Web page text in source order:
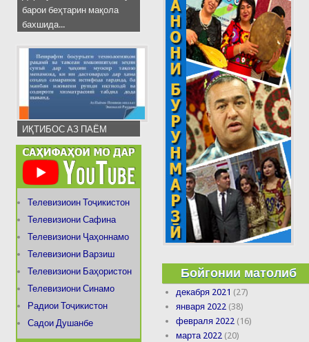
барои беҳтарин мақола
бахшида...
ИҚТИБОС АЗ ПАЁМ
Телевизиоин Тоҷикистон
Телевизиони Сафина
Телевизиони Ҷаҳоннамо
Телевизиони Варзиш
Телевизиони Баҳористон
Телевизиони Синамо
Радиои Тоҷикистон
Садои Душанбе
Бойгонии матолиб
декабря 2021 (27)
января 2022 (38)
февраля 2022 (16)
марта 2022 (20)